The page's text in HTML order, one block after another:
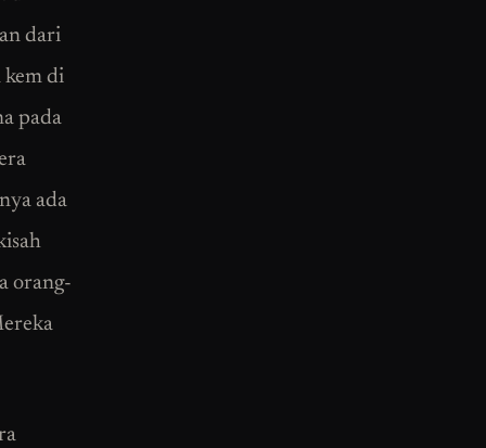
dari
kem di
pada
ada
orang-